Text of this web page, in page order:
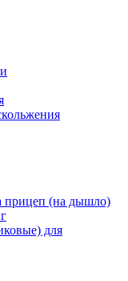
прицеп (на дышло)
для